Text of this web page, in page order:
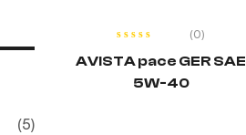
(0)
AVISTA pace GER SAE
5W-40
(5)